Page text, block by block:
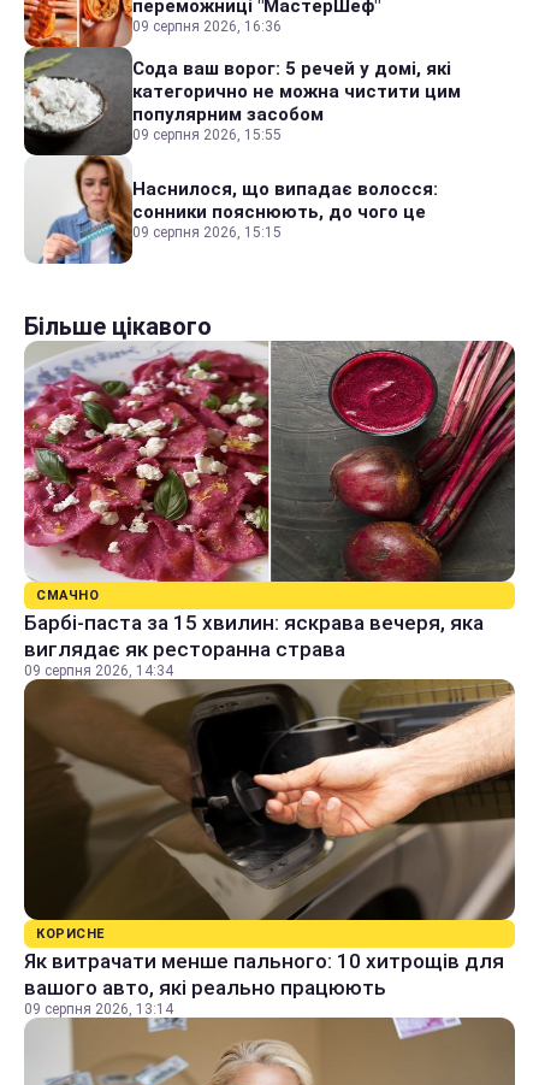
переможниці "МастерШеф"
09 серпня 2026, 16:36
Сода ваш ворог: 5 речей у домі, які
категорично не можна чистити цим
популярним засобом
09 серпня 2026, 15:55
Наснилося, що випадає волосся:
сонники пояснюють, до чого це
09 серпня 2026, 15:15
Більше цікавого
СМАЧНО
Барбі-паста за 15 хвилин: яскрава вечеря, яка
виглядає як ресторанна страва
09 серпня 2026, 14:34
КОРИСНЕ
Як витрачати менше пального: 10 хитрощів для
вашого авто, які реально працюють
09 серпня 2026, 13:14